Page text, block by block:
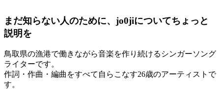
まだ知らない人のために、jo0jiについてちょっと
説明を
鳥取県の漁港で働きながら音楽を作り続けるシンガーソング
ライターです。
作詞・作曲・編曲をすべて自らこなす26歳のアーティストで
す。